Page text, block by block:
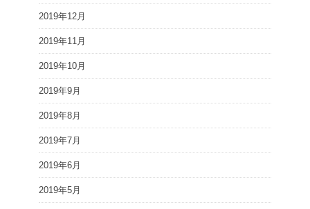
2019年12月
2019年11月
2019年10月
2019年9月
2019年8月
2019年7月
2019年6月
2019年5月